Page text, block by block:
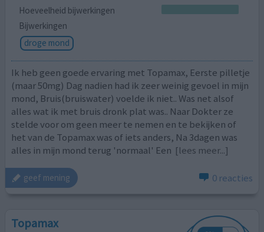
Hoeveelheid bijwerkingen
Bijwerkingen
droge mond
Ik heb geen goede ervaring met Topamax, Eerste pilletje
(maar 50mg) Dag nadien had ik zeer weinig gevoel in mijn
mond, Bruis(bruiswater) voelde ik niet.. Was net alsof
alles wat ik met bruis dronk plat was.. Naar Dokter ze
stelde voor om geen meer te nemen en te bekijken of
het van de Topamax was of iets anders, Na 3dagen was
alles in mijn mond terug 'normaal' Een [lees meer...]
geef mening 0 reacties
Topamax